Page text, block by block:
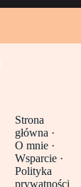
Strona
główna ·
O mnie ·
Wsparcie ·
Polityka
prywatności